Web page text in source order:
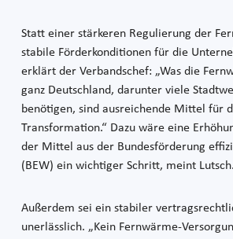
Statt einer stärkeren Regulierung der
stabile Förderkonditionen für die
erklärt der Verbandschef: „Was die
ganz Deutschland, darunter viele
benötigen, sind ausreichende Mittel für
Transformation.“ Dazu wäre eine
der Mittel aus der Bundesförderung
(BEW) ein wichtiger Schritt, meint Lutsch.
Außerdem sei ein stabiler
unerlässlich. „Kein Fernwärme-